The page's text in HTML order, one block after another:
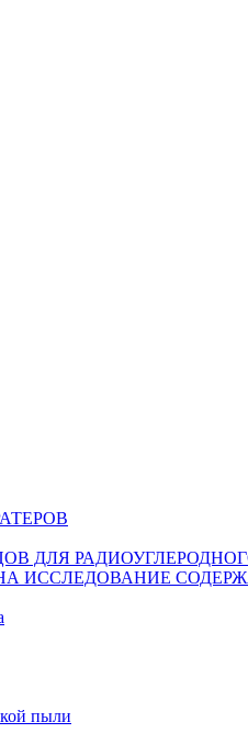
ДЛЯ
ИССЛЕДОВАНИЕ
пыли